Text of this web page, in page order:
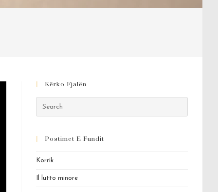
Kërko Fjalën
Escape
Postimet E Fundit
Korrik
Il lutto minore